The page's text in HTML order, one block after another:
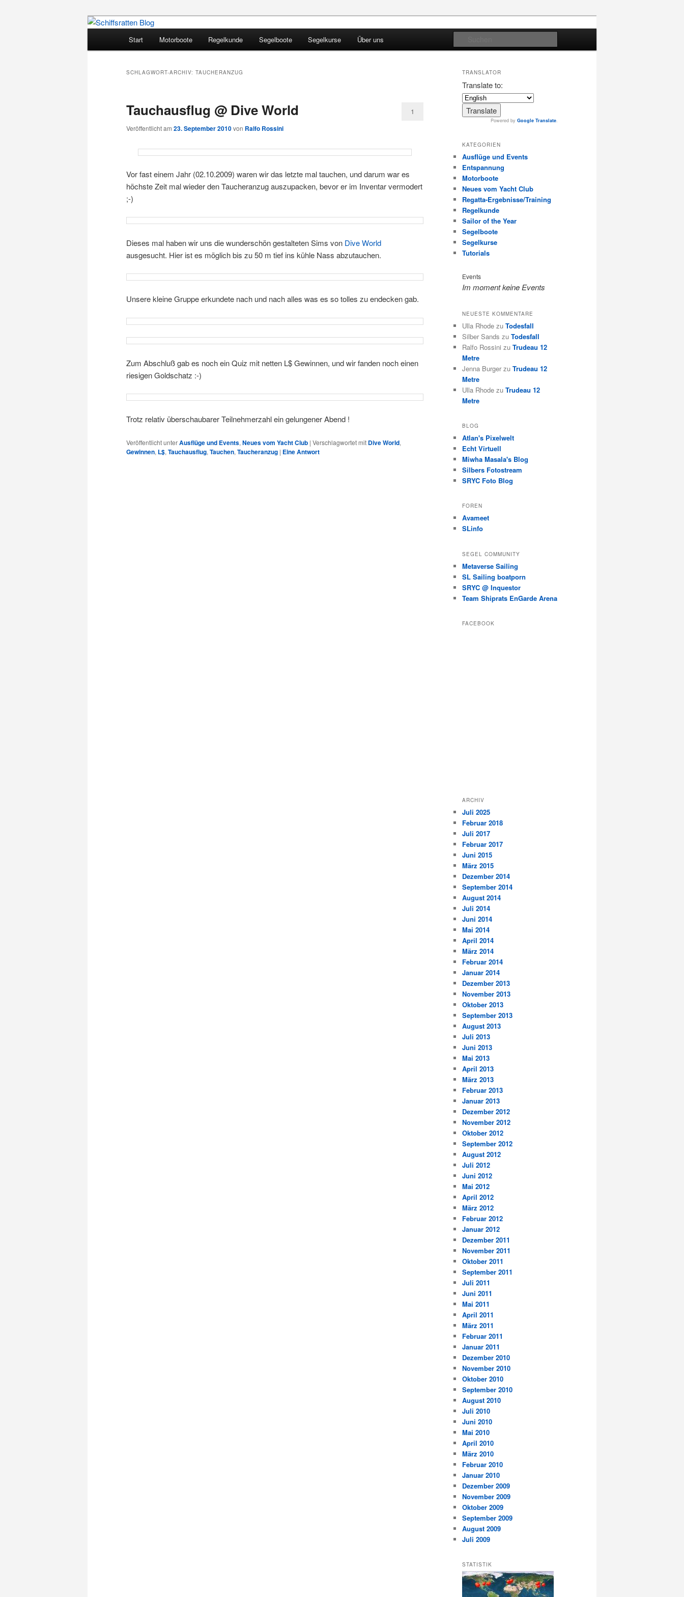
Schiffsratten Blog
Segelsport in Second Life
Start Motorboote Regelkunde Segelboote Segelkurse Über uns
SCHLAGWORT-ARCHIV: TAUCHERANZUG
Tauchausflug @ Dive World
Veröffentlicht am 23. September 2010von Ralfo Rossini
1
Vor fast einem Jahr (02.10.2009) waren wir das letzte mal tauchen, und darum war es
höchste Zeit mal wieder den Taucheranzug auszupacken, bevor er im Inventar vermodert
;-)
Dieses mal haben wir uns die wunderschön gestalteten Sims von Dive World
ausgesucht. Hier ist es möglich bis zu 50 m tief ins kühle Nass abzutauchen.
Unsere kleine Gruppe erkundete nach und nach alles was es so tolles zu endecken gab.
Zum Abschluß gab es noch ein Quiz mit netten L$ Gewinnen, und wir fanden noch einen
riesigen Goldschatz :-)
Trotz relativ überschaubarer Teilnehmerzahl ein gelungener Abend !
Veröffentlicht unterAusflüge und Events, Neues vom Yacht Club | Verschlagwortet mit Dive World,
Gewinnen, L$, Tauchausflug, Tauchen, Taucheranzug | EineAntwort
TRANSLATOR
Translate to:
Powered by Google Translate.
KATEGORIEN
Ausflüge und Events
Entspannung
Motorboote
Neues vom Yacht Club
Regatta-Ergebnisse/Training
Regelkunde
Sailor of the Year
Segelboote
Segelkurse
Tutorials
Events
Im moment keine Events
NEUESTE KOMMENTARE
Ulla Rhode zu Todesfall
Silber Sands zu Todesfall
Ralfo Rossini zu Trudeau 12
Metre
Jenna Burger zu Trudeau 12
Metre
Ulla Rhode zu Trudeau 12
Metre
BLOG
Atlan's Pixelwelt
Echt Virtuell
Miwha Masala's Blog
Silbers Fotostream
SRYC Foto Blog
FOREN
Avameet
SLinfo
SEGEL COMMUNITY
Metaverse Sailing
SL Sailing boatporn
SRYC @ Inquestor
Team Shiprats EnGarde Arena
FACEBOOK
ARCHIV
Juli 2025
Februar 2018
Juli 2017
Februar 2017
Juni 2015
März 2015
Dezember 2014
September 2014
August 2014
Juli 2014
Juni 2014
Mai 2014
April 2014
März 2014
Februar 2014
Januar 2014
Dezember 2013
November 2013
Oktober 2013
September 2013
August 2013
Juli 2013
Juni 2013
Mai 2013
April 2013
März 2013
Februar 2013
Januar 2013
Dezember 2012
November 2012
Oktober 2012
September 2012
August 2012
Juli 2012
Juni 2012
Mai 2012
April 2012
März 2012
Februar 2012
Januar 2012
Dezember 2011
November 2011
Oktober 2011
September 2011
Juli 2011
Juni 2011
Mai 2011
April 2011
März 2011
Februar 2011
Januar 2011
Dezember 2010
November 2010
Oktober 2010
September 2010
August 2010
Juli 2010
Juni 2010
Mai 2010
April 2010
März 2010
Februar 2010
Januar 2010
Dezember 2009
November 2009
Oktober 2009
September 2009
August 2009
Juli 2009
STATISTIK